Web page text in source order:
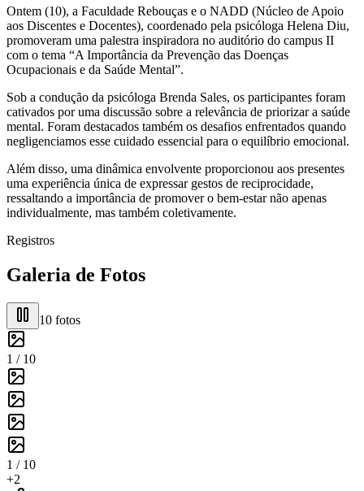
Ontem (10), a Faculdade Rebouças e o NADD (Núcleo de Apoio
aos Discentes e Docentes), coordenado pela psicóloga Helena Diu,
promoveram uma palestra inspiradora no auditório do campus II
com o tema “A Importância da Prevenção das Doenças
Ocupacionais e da Saúde Mental”.
Sob a condução da psicóloga Brenda Sales, os participantes foram
cativados por uma discussão sobre a relevância de priorizar a saúde
mental. Foram destacados também os desafios enfrentados quando
negligenciamos esse cuidado essencial para o equilíbrio emocional.
Além disso, uma dinâmica envolvente proporcionou aos presentes
uma experiência única de expressar gestos de reciprocidade,
ressaltando a importância de promover o bem-estar não apenas
individualmente, mas também coletivamente.
Registros
Galeria de Fotos
10 fotos
1 / 10
1 / 10
+2